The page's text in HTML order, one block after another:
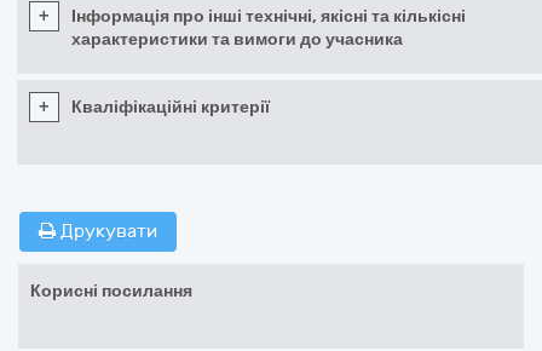
+
Інформація про інші технічні, якісні та кількісні
характеристики та вимоги до учасника
+ Кваліфікаційні критерії
Друкувати
Корисні посилання